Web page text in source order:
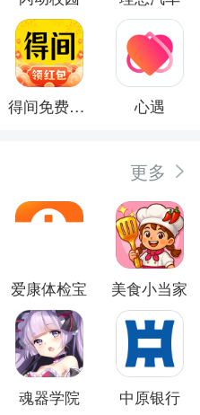
得间免费小说 心遇
更多
爱康体检宝 美食小当家
魂器学院 中原银行